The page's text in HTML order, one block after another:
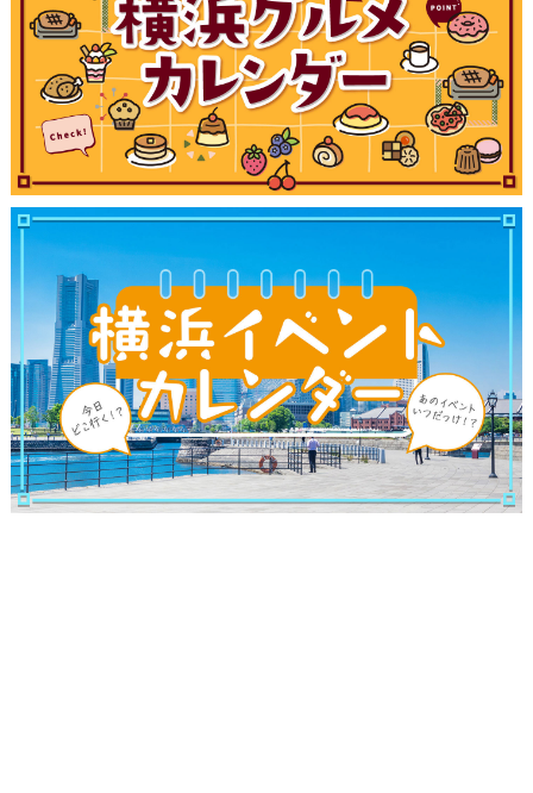
観光ガイド
ランキング
ブログ記事
サイトについて